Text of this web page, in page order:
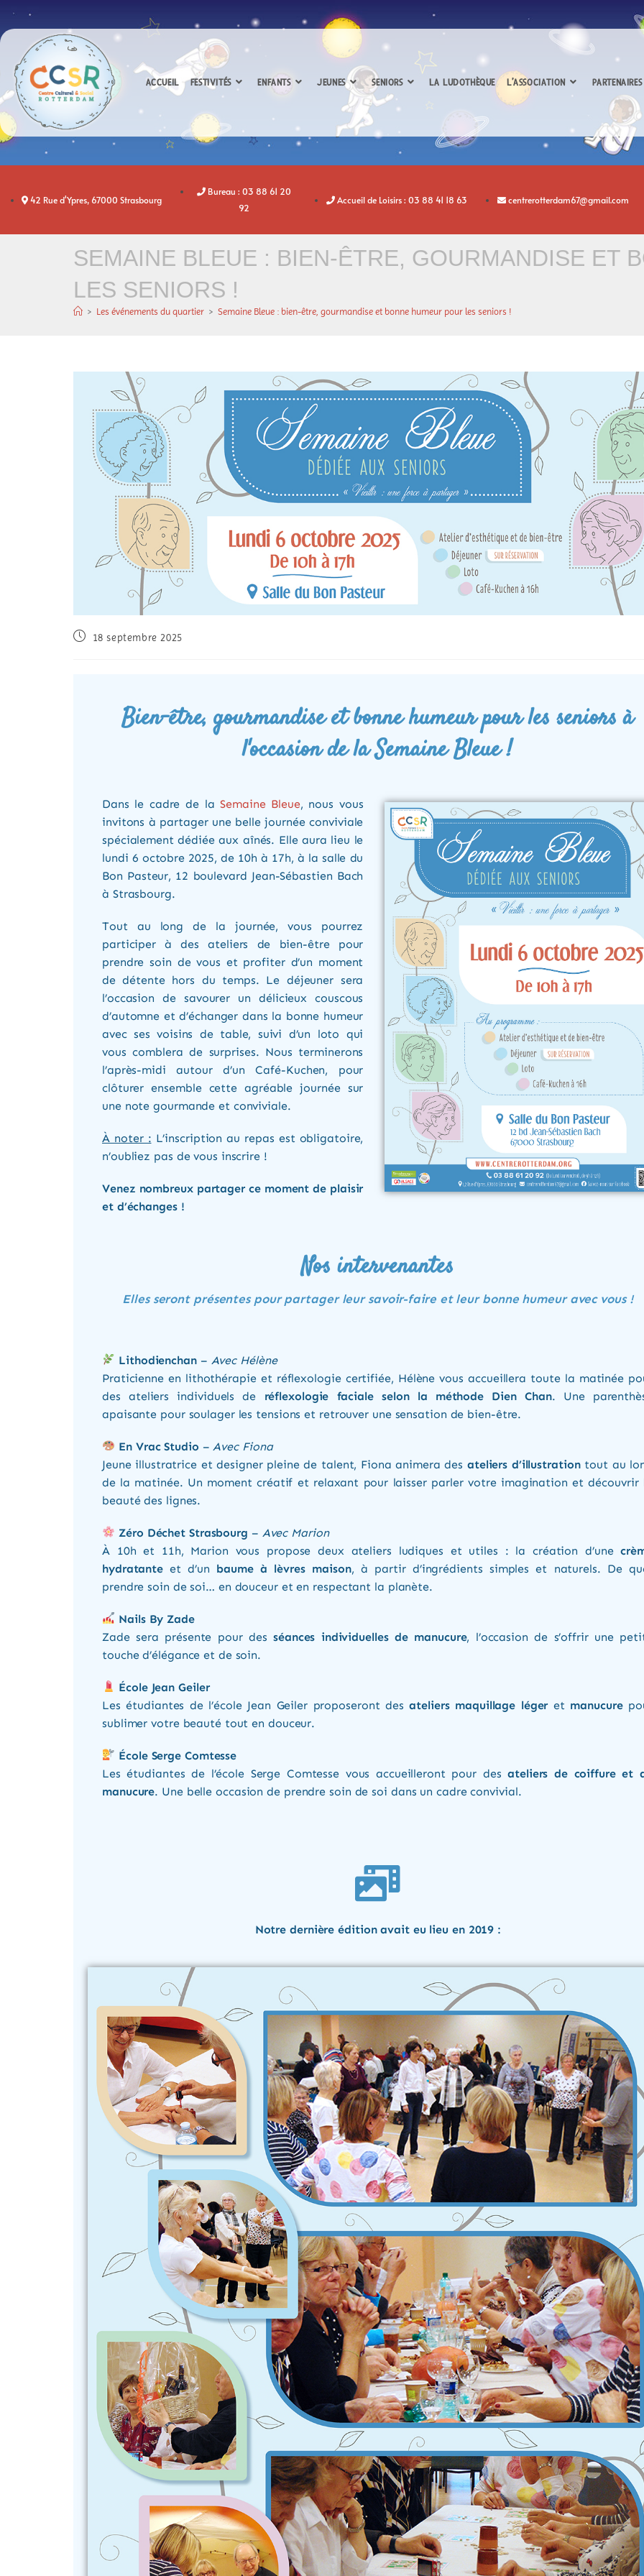
ACCUEIL FESTIVITÉS ENFANTS JEUNES SENIORS LA LUDOTHÈQUE L’ASSOCIATION PARTENAIRES
42 Rue d'Ypres, 67000 Strasbourg
Bureau : 03 88 61 20
92
Accueil de Loisirs : 03 88 41 18 63 centrerotterdam67@gmail.com
SEMAINE BLEUE : BIEN-ÊTRE, GOURMANDISE ET
LES SENIORS !
> Les événements du quartier > Semaine Bleue : bien-être, gourmandise et bonne humeur pour les seniors !
18 septembre 2025
Bien-être, gourmandise et bonne humeur pour les seniors à
l'occasion de la Semaine Bleue !
Dans le cadre de laSemaine Bleue, nous vous
invitons à partager une belle journée conviviale
spécialement dédiée aux aînés. Elle aura lieu le
lundi 6 octobre 2025, de 10h à 17h, à la salle du
Bon Pasteur, 12 boulevard Jean-Sébastien Bach
à Strasbourg.
Tout au long de la journée, vous pourrez
participer à des ateliers de bien-être pour
prendre soin de vous et profiter d’un moment
de détente hors du temps. Le déjeuner sera
l’occasion de savourer un délicieux couscous
d’automne et d’échanger dans la bonne humeur
avec ses voisins de table, suivi d’un loto qui
vous comblera de surprises. Nous terminerons
l’après-midi autour d’un Café-Kuchen, pour
clôturer ensemble cette agréable journée sur
une note gourmande et conviviale.
À noter : L’inscription au repas est obligatoire,
n’oubliez pas de vous inscrire !
Venez nombreux partager ce moment de plaisir
et d’échanges !
Nos intervenantes
Elles seront présentes pour partager leur savoir-faire et leur bonne humeur avec vous !
Lithodienchan– Avec Hélène
Praticienne en lithothérapie et réflexologie certifiée, Hélène vous accueillera toute la matinée
des ateliers individuels de réflexologie faciale selon la méthode Dien Chan. Une
apaisante pour soulager les tensions et retrouver une sensation de bien-être.
En Vrac Studio – Avec Fiona
Jeune illustratrice et designer pleine de talent, Fiona animera des ateliers d’illustrationtout au
de la matinée. Un moment créatif et relaxant pour laisser parler votre imagination et découvrir
beauté des lignes.
Zéro Déchet Strasbourg – Avec Marion
À 10h et 11h, Marion vous propose deux ateliers ludiques et utiles : la création d’une
hydratante et d’un baume à lèvres maison, à partir d’ingrédients simples et naturels. De
prendre soin de soi… en douceur et en respectant la planète.
Nails By Zade
Zade sera présente pour desséances individuelles de manucure, l’occasion de s’offrir une
touche d’élégance et de soin.
École Jean Geiler
Les étudiantes de l’école Jean Geiler proposeront desateliers maquillage légeret manucure
sublimer votre beauté tout en douceur.
École Serge Comtesse
Les étudiantes de l’école Serge Comtesse vous accueilleront pour desateliers de coiffure et
manucure. Une belle occasion de prendre soin de soi dans un cadre convivial.
Notre dernière édition avait eu lieu en 2019 :